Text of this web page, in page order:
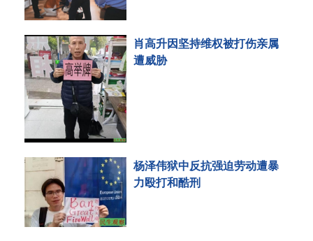
肖高升因坚持维权被打伤亲属
遭威胁
杨泽伟狱中反抗强迫劳动遭暴
力殴打和酷刑